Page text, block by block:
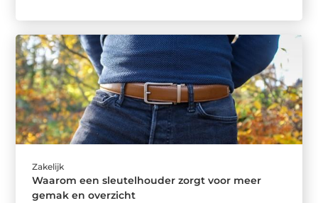
Zakelijk
Waarom een sleutelhouder zorgt voor meer
gemak en overzicht